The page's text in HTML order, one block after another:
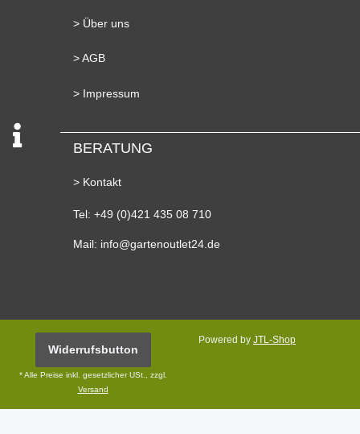
> Über uns
> AGB
> Impressum
BERATUNG
> Kontakt
Tel: +49 (0)421 435 08 710
Mail: info@gartenoutlet24.de
Widerrufsbutton
* Alle Preise inkl. gesetzlicher USt., zzgl.
Versand
Powered by JTL-Shop